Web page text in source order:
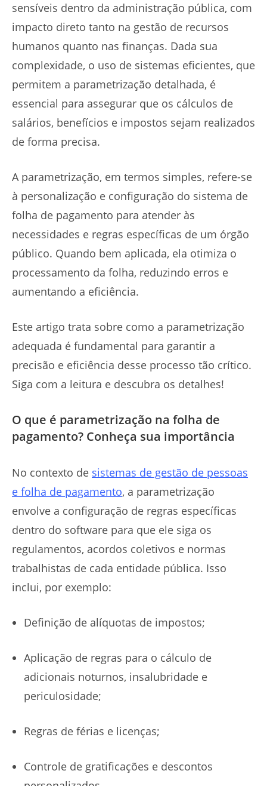
sensíveis dentro da administração pública, com
impacto direto tanto na gestão de recursos
humanos quanto nas finanças. Dada sua
complexidade, o uso de sistemas eficientes, que
permitem a parametrização detalhada, é
essencial para assegurar que os cálculos de
salários, benefícios e impostos sejam realizados
de forma precisa.
A parametrização, em termos simples, refere-se
à personalização e configuração do sistema de
folha de pagamento para atender às
necessidades e regras específicas de um órgão
público. Quando bem aplicada, ela otimiza o
processamento da folha, reduzindo erros e
aumentando a eficiência.
Este artigo trata sobre como a parametrização
adequada é fundamental para garantir a
precisão e eficiência desse processo tão crítico.
Siga com a leitura e descubra os detalhes!
O que é parametrização na folha de
pagamento? Conheça sua importância
No contexto de sistemas de gestão de pessoas
e folha de pagamento, a parametrização
envolve a configuração de regras específicas
dentro do software para que ele siga os
regulamentos, acordos coletivos e normas
trabalhistas de cada entidade pública. Isso
inclui, por exemplo:
Definição de alíquotas de impostos;
Aplicação de regras para o cálculo de
adicionais noturnos, insalubridade e
periculosidade;
Regras de férias e licenças;
Controle de gratificações e descontos